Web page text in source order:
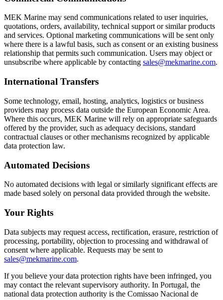
MEK Marine may send communications related to user inquiries,
quotations, orders, availability, technical support or similar products
and services. Optional marketing communications will be sent only
where there is a lawful basis, such as consent or an existing business
relationship that permits such communication. Users may object or
unsubscribe where applicable by contacting sales@mekmarine.com.
International Transfers
Some technology, email, hosting, analytics, logistics or business
providers may process data outside the European Economic Area.
Where this occurs, MEK Marine will rely on appropriate safeguards
offered by the provider, such as adequacy decisions, standard
contractual clauses or other mechanisms recognized by applicable
data protection law.
Automated Decisions
No automated decisions with legal or similarly significant effects are
made based solely on personal data provided through the website.
Your Rights
Data subjects may request access, rectification, erasure, restriction of
processing, portability, objection to processing and withdrawal of
consent where applicable. Requests may be sent to
sales@mekmarine.com.
If you believe your data protection rights have been infringed, you
may contact the relevant supervisory authority. In Portugal, the
national data protection authority is the Comissao Nacional de